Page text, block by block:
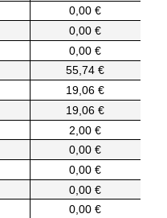
0,00 €
0,00 €
0,00 €
55,74 €
19,06 €
19,06 €
2,00 €
0,00 €
0,00 €
0,00 €
0,00 €